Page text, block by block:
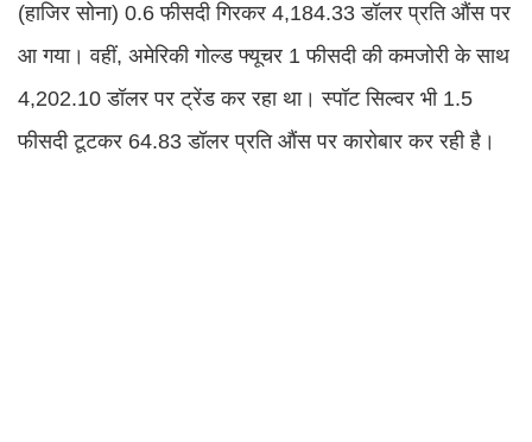
(हाजिर सोना) 0.6 फीसदी गिरकर 4,184.33 डॉलर प्रति औंस पर
आ गया। वहीं, अमेरिकी गोल्ड फ्यूचर 1 फीसदी की कमजोरी के साथ
4,202.10 डॉलर पर ट्रेंड कर रहा था। स्पॉट सिल्वर भी 1.5
फीसदी टूटकर 64.83 डॉलर प्रति औंस पर कारोबार कर रही है।